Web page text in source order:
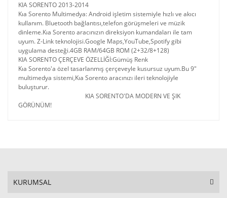
KIA SORENTO 2013-2014
Kıa Sorento Multimedya: Android işletim sistemiyle hızlı ve akıcı
kullanım. Bluetooth bağlantısı,telefon görüşmeleri ve müzik
dinleme.Kıa Sorento aracınızın direksiyon kumandaları ile tam
uyum. Z-Link teknolojisi.Google Maps,YouTube,Spotify gibi
uygulama desteği.4GB RAM/64GB ROM (2+32/8+128)
KIA SORENTO ÇERÇEVE ÖZELLİĞİ:Gümüş Renk
Kıa Sorento'a özel tasarlanmış çerçeveyle kusursuz uyum.Bu 9"
multimedya sistemi,Kıa Sorento aracınızı ileri teknolojiyle
buluşturur.
KIA SORENTO'DA MODERN VE ŞIK
GÖRÜNÜM!
KURUMSAL